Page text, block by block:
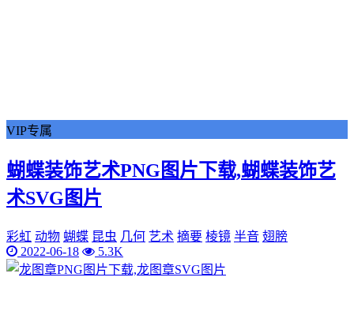
VIP专属
蝴蝶装饰艺术PNG图片下载,蝴蝶装饰艺
术SVG图片
彩虹 动物 蝴蝶 昆虫 几何 艺术 摘要 棱镜 半音 翅膀
2022-06-18
5.3K